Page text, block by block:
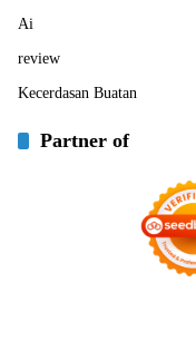
Ai
review
Kecerdasan Buatan
Partner of